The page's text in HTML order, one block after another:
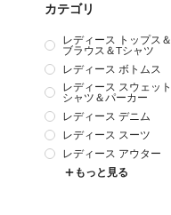
カテゴリ
レディース トップス＆
ブラウス＆Tシャツ
レディース ボトムス
レディース スウェット
シャツ＆パーカー
レディース デニム
レディース スーツ
レディース アウター
もっと見る